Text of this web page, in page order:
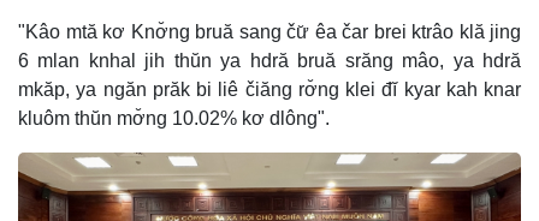
n
g
m
e
"Kâo mtă kơ Knơ̆ng bruă sang čư̆ êa čar brei ktrâo klă jing
6 mlan knhal jih thŭn ya hdră bruă srăng mâo, ya hdră
mkăp, ya ngăn prăk bi liê čiăng rơ̆ng klei đĭ kyar kah knar
kluôm thŭn mơ̆ng 10.02% kơ dlông".